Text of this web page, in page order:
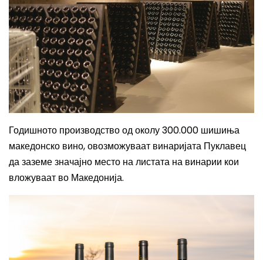
Годишното производство од околу 300.000 шишиња
македонско вино, овозможуваат винаријата Пуклавец
да заземе значајно место на листата на винарии кои
вложуваат во Македонија.